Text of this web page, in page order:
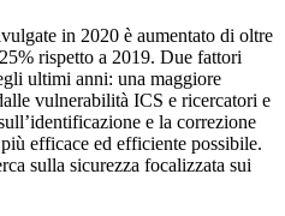
in 2020 è aumentato di oltre
rispetto a 2019. Due fattori
ultimi anni: una maggiore
vulnerabilità ICS e ricercatori e
e la correzione
efficace ed efficiente possibile.
sulla sicurezza focalizzata sui